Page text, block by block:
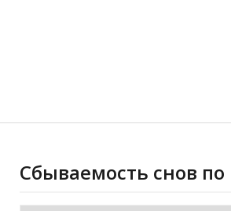
Сбываемость снов по